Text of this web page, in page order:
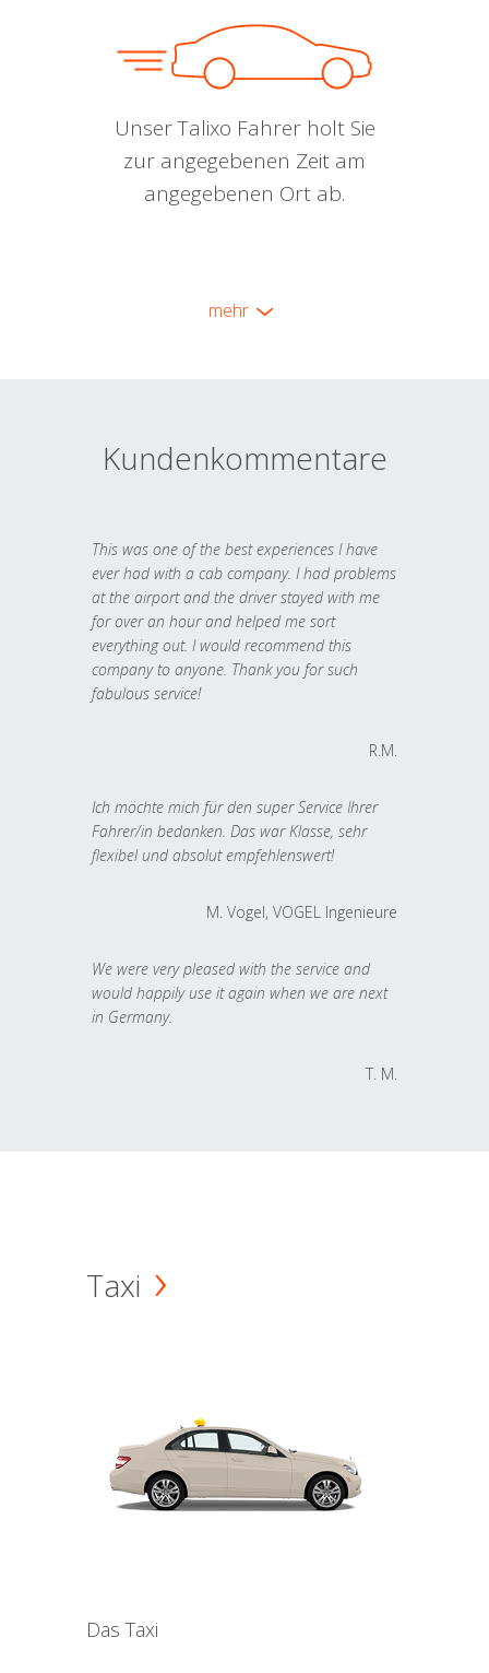
Unser Talixo Fahrer holt Sie
zur angegebenen Zeit am
angegebenen Ort ab.
mehr
Kundenkommentare
This was one of the best experiences I have
ever had with a cab company. I had problems
at the airport and the driver stayed with me
for over an hour and helped me sort
everything out. I would recommend this
company to anyone. Thank you for such
fabulous service!
R.M.
Ich möchte mich für den super Service Ihrer
Fahrer/in bedanken. Das war Klasse, sehr
flexibel und absolut empfehlenswert!
M. Vogel, VOGEL Ingenieure
We were very pleased with the service and
would happily use it again when we are next
in Germany.
T. M.
Taxi
Das Taxi